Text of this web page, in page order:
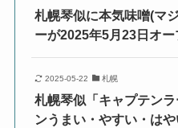
札幌琴似に本気味噌(マ
ーが2025年5月23日オー
2025-05-22 札幌
札幌琴似「キャプテン
ンうまい・やすい・は